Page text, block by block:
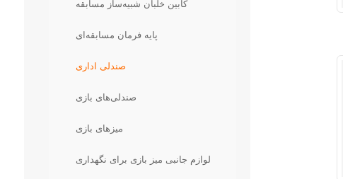
کابین خلبان شبیه‌ساز مسابقه
پایه فرمان مسابقه‌ای
صندلی اداری
صندلی‌های بازی
میزهای بازی
لوازم جانبی میز بازی برای نگهداری